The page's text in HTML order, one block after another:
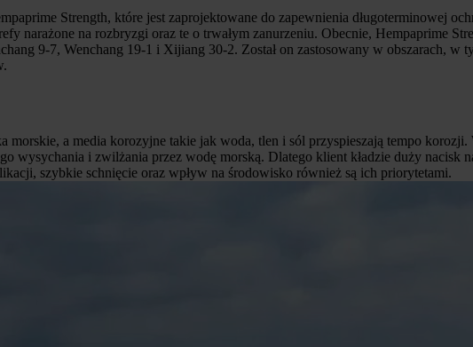
Strength, które jest zaprojektowane do zapewnienia długoterminowej
narażone na rozbryzgi oraz te o trwałym zanurzeniu. Obecnie, Hempaprime
9-7, Wenchang 19-1 i Xijiang 30-2. Został on zastosowany w obszarach, w
morskie, a media korozyjne takie jak woda, tlen i sól przyspieszają tempo
wysychania i zwilżania przez wodę morską. Dlatego klient kładzie duży nacisk
szybkie schnięcie oraz wpływ na środowisko również są ich priorytetami.